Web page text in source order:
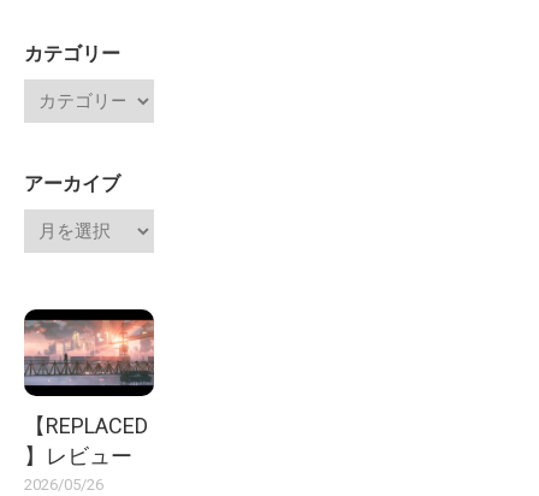
カテゴリー
アーカイブ
【REPLACED
】レビュー
2026/05/26